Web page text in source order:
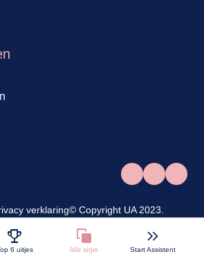
emoji_events
6 uitjes
stack
Alle uitjes
keyboard_double_arrow_right
Start Assistent
verklaring© Copyright UA 2023.